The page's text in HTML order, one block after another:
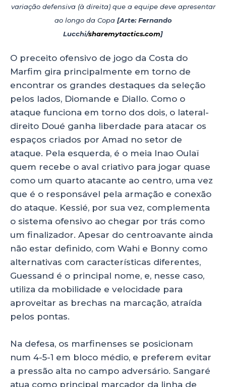
variação defensiva (à direita) que a equipe deve apresentar
ao longo da Copa [Arte: Fernando
Lucchi/sharemytactics.com]
O preceito ofensivo de jogo da Costa do
Marfim gira principalmente em torno de
encontrar os grandes destaques da seleção
pelos lados, Diomande e Diallo. Como o
ataque funciona em torno dos dois, o lateral-
direito Doué ganha liberdade para atacar os
espaços criados por Amad no setor de
ataque. Pela esquerda, é o meia Inao Oulaï
quem recebe o aval criativo para jogar quase
como um quarto atacante ao centro, uma vez
que é o responsável pela armação e conexão
do ataque. Kessié, por sua vez, complementa
o sistema ofensivo ao chegar por trás como
um finalizador. Apesar do centroavante ainda
não estar definido, com Wahi e Bonny como
alternativas com características diferentes,
Guessand é o principal nome, e, nesse caso,
utiliza da mobilidade e velocidade para
aproveitar as brechas na marcação, atraída
pelos pontas.
Na defesa, os marfinenses se posicionam
num 4-5-1 em bloco médio, e preferem evitar
a pressão alta no campo adversário. Sangaré
atua como principal marcador da linha de